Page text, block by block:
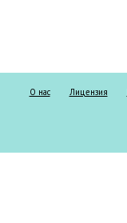
О нас Лицензия